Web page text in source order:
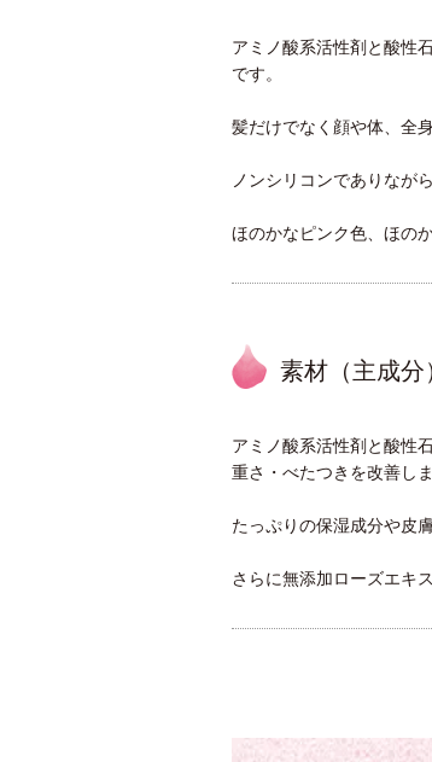
アミノ酸系活性剤と酸性
です。
髪だけでなく顔や体、全
ノンシリコンでありなが
ほのかなピンク色、ほの
素材（主成分
アミノ酸系活性剤と酸性
重さ・べたつきを改善しま
たっぷりの保湿成分や皮
さらに無添加ローズエキ